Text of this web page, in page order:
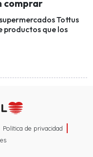
comprar
Tottus
que los
Política de privacidad